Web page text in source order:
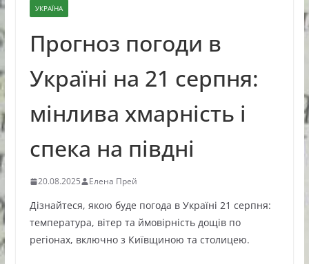
УКРАЇНА
Прогноз погоди в
Україні на 21 серпня:
мінлива хмарність і
спека на півдні
20.08.2025 Елена Прей
Дізнайтеся, якою буде погода в Україні 21 серпня:
температура, вітер та ймовірність дощів по
регіонах, включно з Київщиною та столицею.